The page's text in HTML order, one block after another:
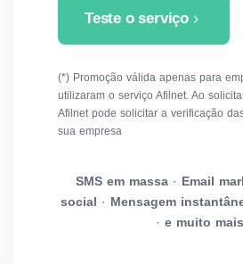
Teste o serviço
(*) Promoção válida apenas para
utilizaram o serviço Afilnet. Ao
Afilnet pode solicitar a verificação
sua empresa
SMS em massa· Email
social · Mensagem
· e muito mais